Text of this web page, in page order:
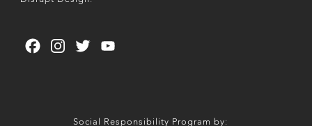
FacebookInstagramTwitter
Social Responsibility Program by: